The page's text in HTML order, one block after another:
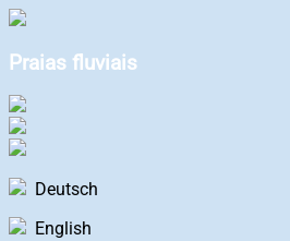
Praias fluviais
Deutsch
English